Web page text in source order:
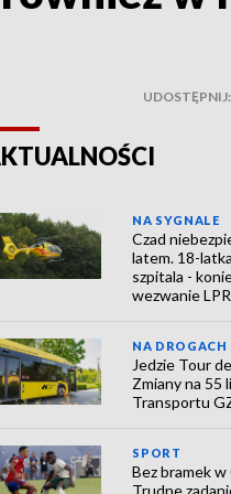
UDOSTĘPNIJ:
NA SYGNALE
Czad
latem. 18-
szpitala -
wezwanie LPR
NA DROGACH
Jedzie Tour
Zmiany na 55
Transportu
SPORT
Bez bramek
Trudne